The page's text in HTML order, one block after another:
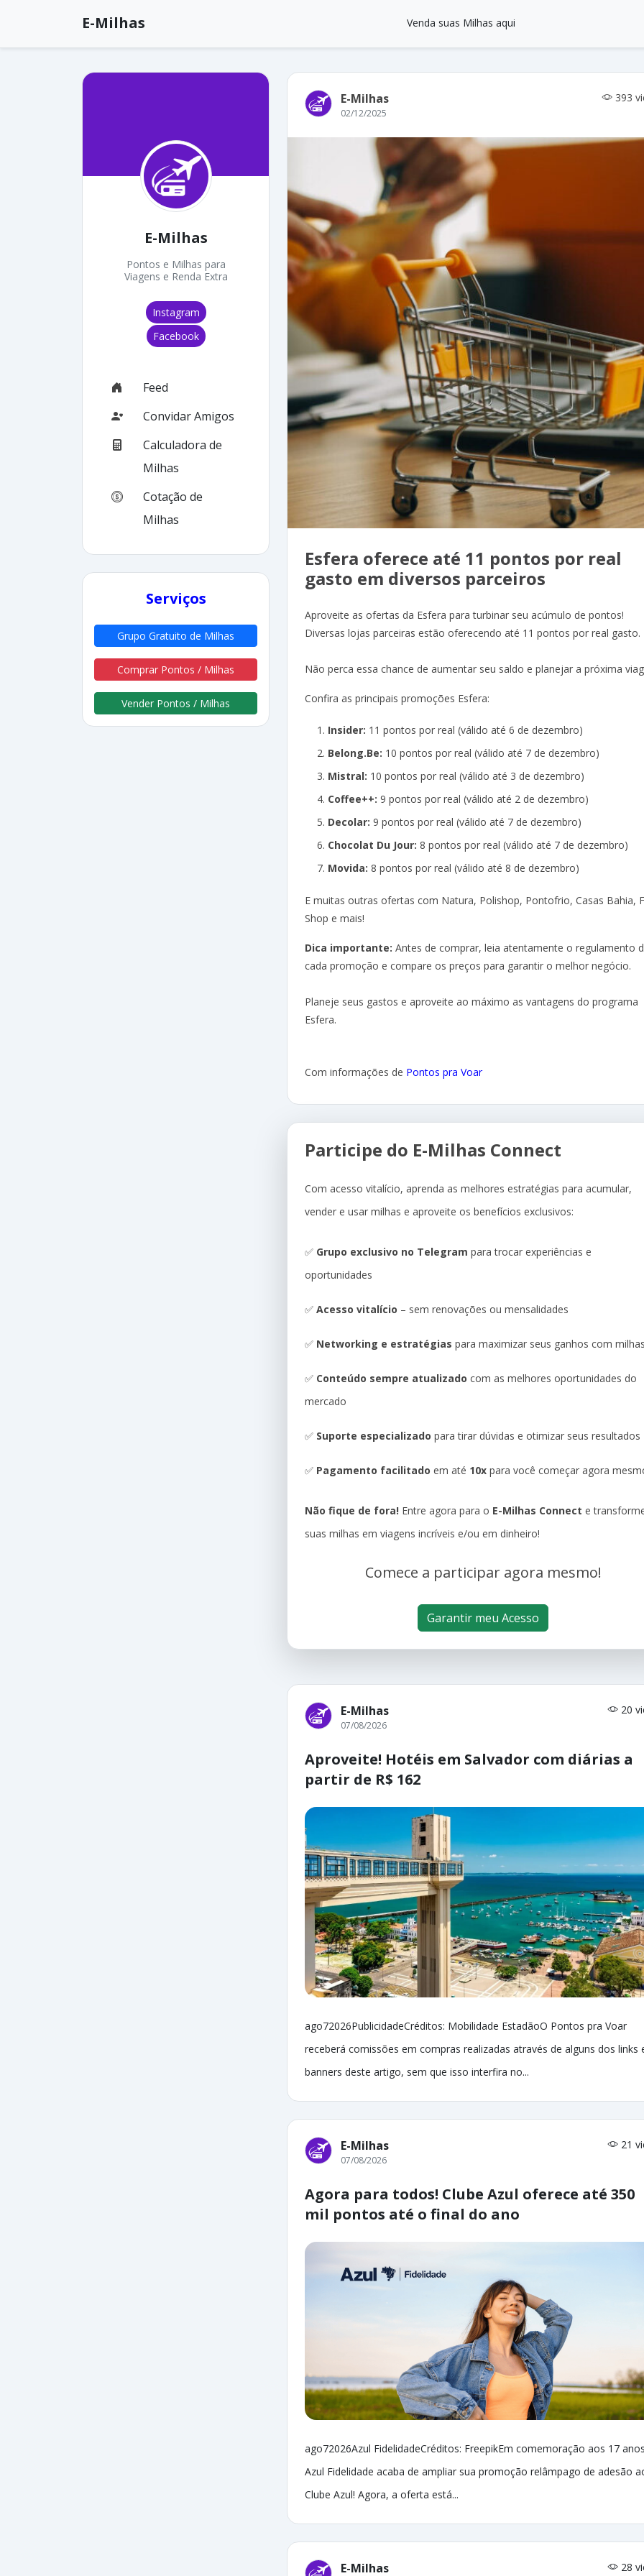
E-Milhas Venda suas Milhas aqui
E-Milhas
Pontos e Milhas para
Viagens e Renda Extra
Instagram
Facebook
Feed
Convidar Amigos
Calculadora de
Milhas
Cotação de
Milhas
Serviços
Grupo Gratuito de Milhas
Comprar Pontos / Milhas
Vender Pontos / Milhas
E-Milhas 393
02/12/2025
Esfera oferece até 11 pontos por real
gasto em diversos parceiros
Aproveite as ofertas da Esfera para turbinar seu acúmulo de pontos!
Diversas lojas parceiras estão oferecendo até 11 pontos por real gasto.
Não perca essa chance de aumentar seu saldo e planejar a próxima
Confira as principais promoções Esfera:
Insider: 11 pontos por real (válido até 6 de dezembro)
Belong.Be: 10 pontos por real (válido até 7 de dezembro)
Mistral: 10 pontos por real (válido até 3 de dezembro)
Coffee++: 9 pontos por real (válido até 2 de dezembro)
Decolar: 9 pontos por real (válido até 7 de dezembro)
Chocolat Du Jour: 8 pontos por real (válido até 7 de dezembro)
Movida: 8 pontos por real (válido até 8 de dezembro)
E muitas outras ofertas com Natura, Polishop, Pontofrio, Casas Bahia,
Shop e mais!
Dica importante: Antes de comprar, leia atentamente o regulamento
cada promoção e compare os preços para garantir o melhor negócio.
Planeje seus gastos e aproveite ao máximo as vantagens do programa
Esfera.
Com informações de Pontos pra Voar
Participe do E-Milhas Connect
Com acesso vitalício, aprenda as melhores estratégias para acumular,
vender e usar milhas e aproveite os benefícios exclusivos:
✅ Grupo exclusivo no Telegram para trocar experiências e
oportunidades
✅ Acesso vitalício – sem renovações ou mensalidades
✅ Networking e estratégias para maximizar seus ganhos com
✅ Conteúdo sempre atualizado com as melhores oportunidades do
mercado
✅ Suporte especializado para tirar dúvidas e otimizar seus resultados
✅ Pagamento facilitado em até 10x para você começar agora
Não fique de fora! Entre agora para o E-Milhas Connect e
suas milhas em viagens incríveis e/ou em dinheiro!
Comece a participar agora mesmo!
Garantir meu Acesso
E-Milhas 20
07/08/2026
Aproveite! Hotéis em Salvador com diárias a
partir de R$ 162
ago72026PublicidadeCréditos: Mobilidade EstadãoO Pontos pra Voar
receberá comissões em compras realizadas através de alguns dos links
banners deste artigo, sem que isso interfira no...
E-Milhas 21
07/08/2026
Agora para todos! Clube Azul oferece até 350
mil pontos até o final do ano
ago72026Azul FidelidadeCréditos: FreepikEm comemoração aos 17
Azul Fidelidade acaba de ampliar sua promoção relâmpago de adesão
Clube Azul! Agora, a oferta está...
E-Milhas 28